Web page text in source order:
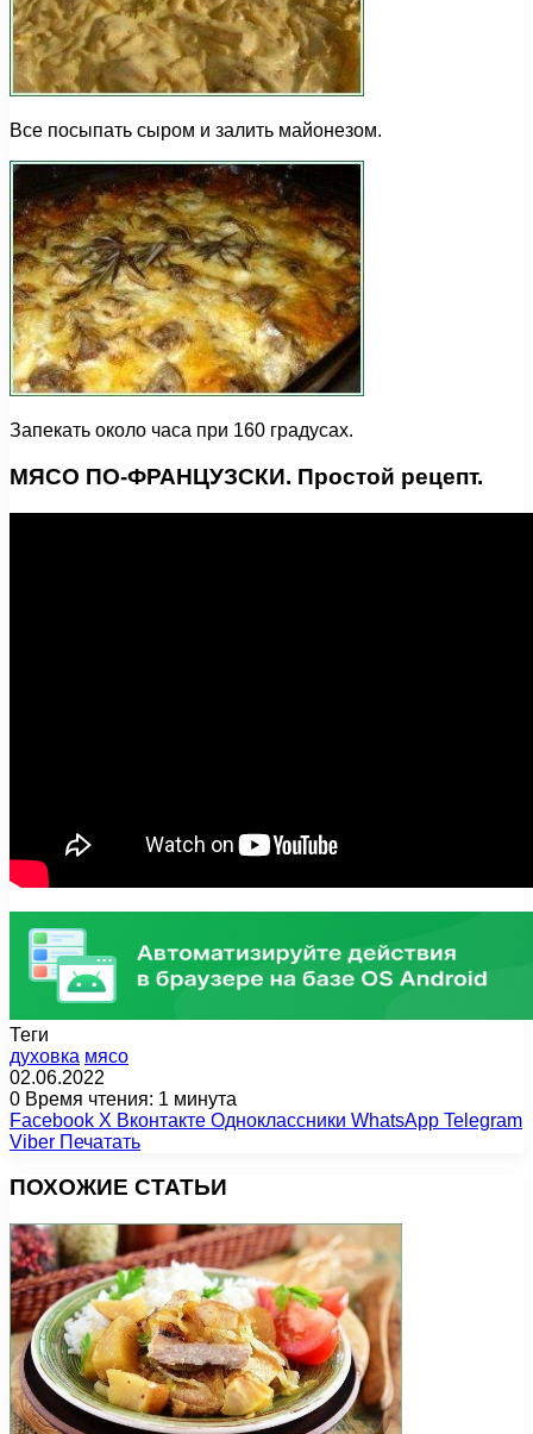
Все посыпать сыром и залить майонезом.
Запекать около часа при 160 градусах.
МЯСО ПО-ФРАНЦУЗСКИ. Простой рецепт.
Теги
духовка мясо
02.06.2022
0 Время чтения: 1 минута
Facebook X Вконтакте Одноклассники WhatsApp Telegram
Viber Печатать
ПОХОЖИЕ СТАТЬИ